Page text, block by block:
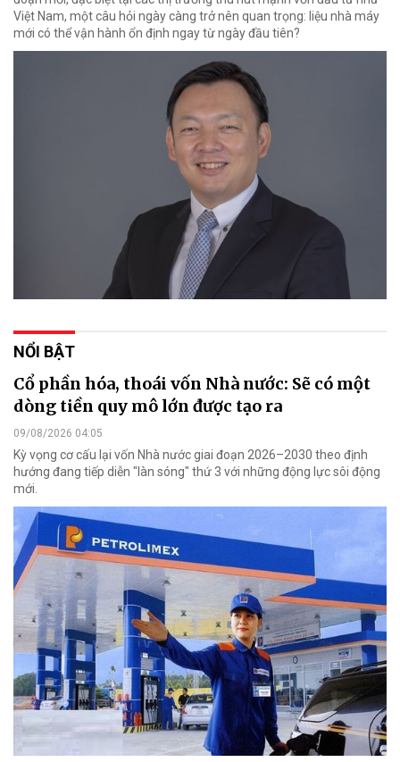
Việt Nam, một câu hỏi ngày càng trở nên quan trọng: liệu nhà máy
mới có thể vận hành ổn định ngay từ ngày đầu tiên?
NỔI BẬT
Cổ phần hóa, thoái vốn Nhà nước: Sẽ có một
dòng tiền quy mô lớn được tạo ra
09/08/2026 04:05
Kỳ vọng cơ cấu lại vốn Nhà nước giai đoạn 2026–2030 theo định
hướng đang tiếp diễn "làn sóng" thứ 3 với những động lực sôi động
mới.